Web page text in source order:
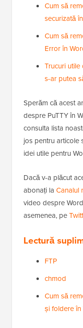
Cum să
securizată
Cum să
Error în
Trucuri
s-ar putea
Sperăm că acest
despre PuTTY în
consulta lista
jos pentru articole
idei utile pentru
Dacă v-a plăcut
abonați la Canalul
video despre
asemenea, pe
Lectură
FTP
chmod
Cum să
și foldere în